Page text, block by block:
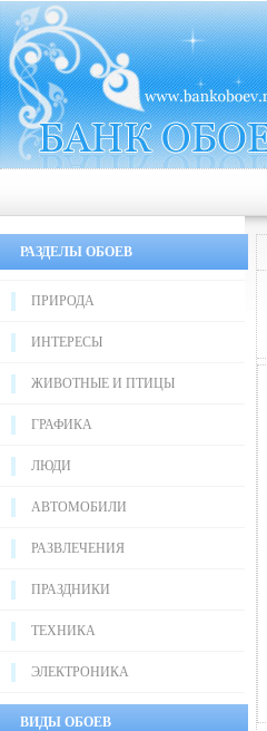
РАЗДЕЛЫ ОБОЕВ
ПРИРОДА
ИНТЕРЕСЫ
ЖИВОТНЫЕ И ПТИЦЫ
ГРАФИКА
ЛЮДИ
АВТОМОБИЛИ
РАЗВЛЕЧЕНИЯ
ПРАЗДНИКИ
ТЕХНИКА
ЭЛЕКТРОНИКА
ВИДЫ ОБОЕВ